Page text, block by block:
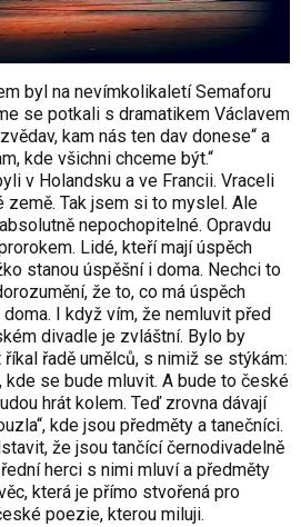
byl na nevímkolikaletí Semaforu
se potkali s dramatikem Václavem
kam nás ten dav donese“ a
kde všichni chceme být.“
v Holandsku a ve Francii. Vraceli
Tak jsem si to myslel. Ale
nepochopitelné. Opravdu
Lidé, kteří mají úspěch
stanou úspěšní i doma. Nechci to
že to, co má úspěch
I když vím, že nemluvit před
divadle je zvláštní. Bylo by
říkal řadě umělců, s nimiž se stýkám:
kde se bude mluvit. A bude to české
hrát kolem. Teď zrovna dávají
kde jsou předměty a tanečníci.
že jsou tančící černodivadelně
herci s nimi mluví a předměty
která je přímo stvořená pro
poezie, kterou miluji.